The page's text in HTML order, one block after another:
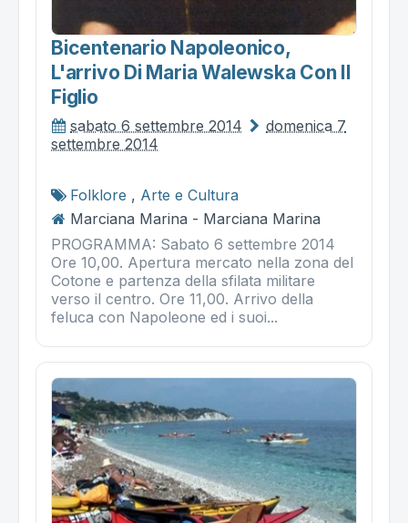
Bicentenario Napoleonico,
L'arrivo Di Maria Walewska Con Il
Figlio
sabato 6 settembre 2014
domenica 7
settembre 2014
Folklore , Arte e Cultura
Marciana Marina - Marciana Marina
PROGRAMMA: Sabato 6 settembre 2014
Ore 10,00. Apertura mercato nella zona del
Cotone e partenza della sfilata militare
verso il centro. Ore 11,00. Arrivo della
feluca con Napoleone ed i suoi...